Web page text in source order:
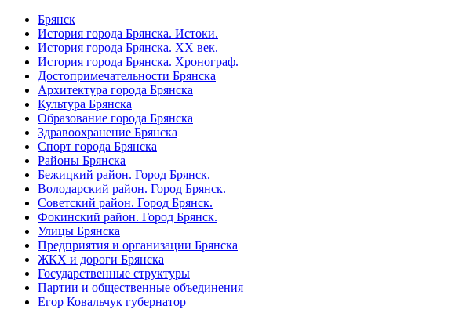
Брянск
История города Брянска. Истоки.
История города Брянска. XX век.
История города Брянска. Хронограф.
Достопримечательности Брянска
Архитектура города Брянска
Культура Брянска
Образование города Брянска
Здравоохранение Брянска
Спорт города Брянска
Районы Брянска
Бежицкий район. Город Брянск.
Володарский район. Город Брянск.
Советский район. Город Брянск.
Фокинский район. Город Брянск.
Улицы Брянска
Предприятия и организации Брянска
ЖКХ и дороги Брянска
Государственные структуры
Партии и общественные объединения
Егор Ковальчук губернатор